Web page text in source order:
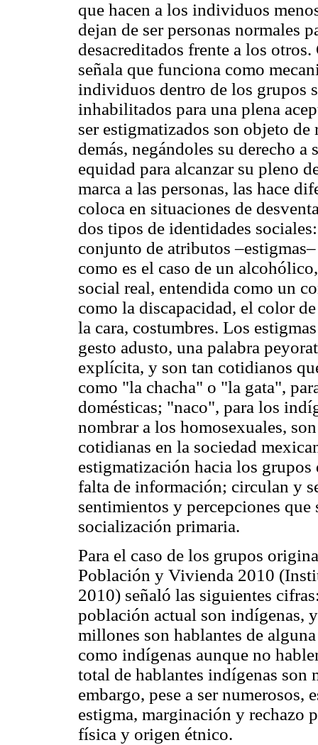
que hacen a los individuos
dejan de ser personas normales
desacreditados frente a los
señala que funciona como
individuos dentro de los grupos
inhabilitados para una plena
ser estigmatizados son objeto
demás, negándoles su derecho
equidad para alcanzar su pleno
marca a las personas, las hace
coloca en situaciones de
dos tipos de identidades
conjunto de atributos
como es el caso de un
social real, entendida como un
como la discapacidad, el color
la cara, costumbres. Los
gesto adusto, una palabra
explícita, y son tan cotidianos
como "la chacha" o "la gata",
domésticas; "naco", para los
nombrar a los homosexuales,
cotidianas en la sociedad
estigmatización hacia los
falta de información; circulan y
sentimientos y percepciones que
socialización primaria.
Para el caso de los grupos
Población y Vivienda 2010
2010) señaló las siguientes
población actual son indígenas,
millones son hablantes de
como indígenas aunque no
total de hablantes indígenas
embargo, pese a ser
estigma, marginación y rechazo
física y origen étnico.